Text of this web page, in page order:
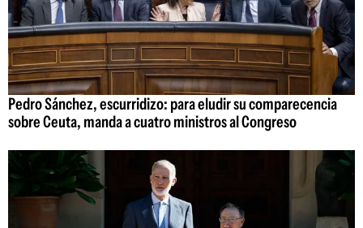
Pedro Sánchez, escurridizo: para eludir su comparecencia
sobre Ceuta, manda a cuatro ministros al Congreso